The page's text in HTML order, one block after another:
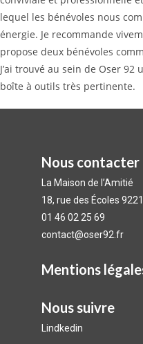
lequel les bénévoles nous
énergie. Je recommande
propose deux bénévoles
J’ai trouvé au sein de Oser
boîte à outils très pertinente.
Nous contacter
La Maison de l’Amitié
18, rue des Écoles
01 46 02 25 69
contact@oser92.fr
Mentions
Nous suivre​
Lindkedin